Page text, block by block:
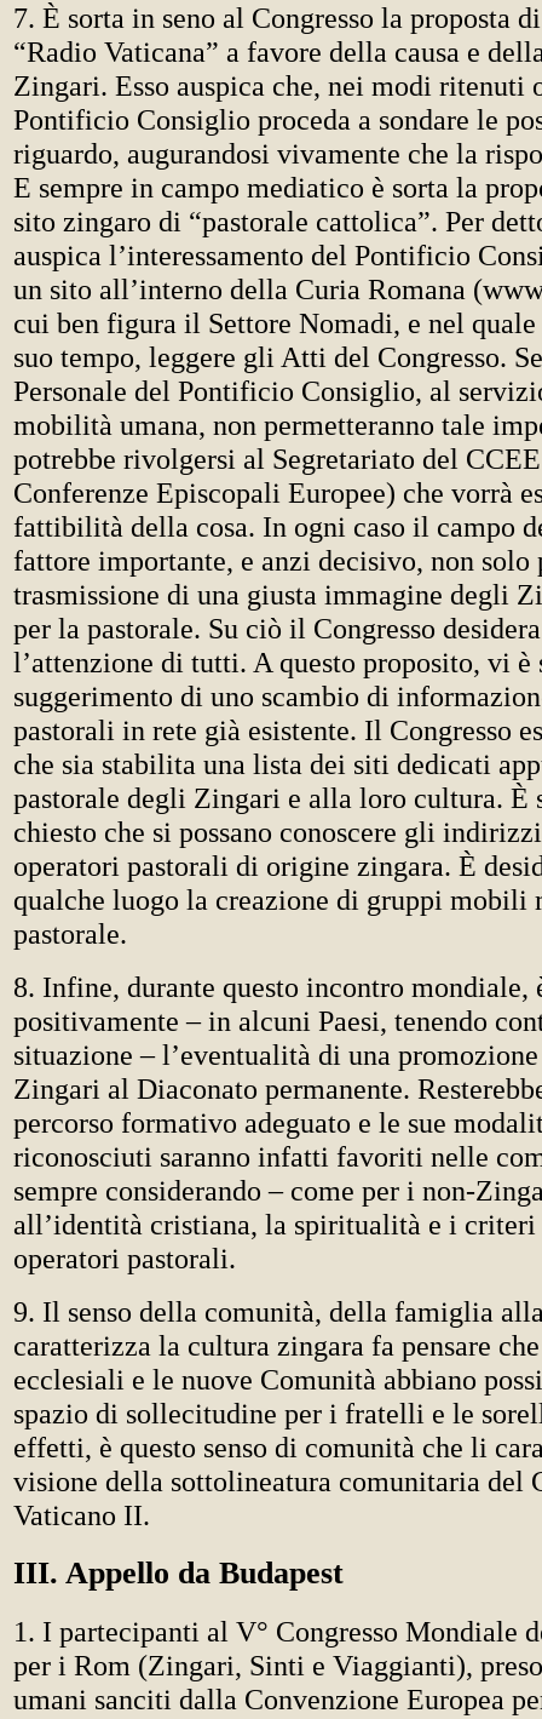
7. È sorta in seno al Congresso la proposta
“Radio Vaticana” a favore della causa e
Zingari. Esso auspica che, nei modi ritenuti
Pontificio Consiglio proceda a sondare le
riguardo, augurandosi vivamente che la
E sempre in campo mediatico è sorta la
sito zingaro di “pastorale cattolica”. Per
auspica l’interessamento del Pontificio
un sito all’interno della Curia Romana
cui ben figura il Settore Nomadi, e nel
suo tempo, leggere gli Atti del Congresso.
Personale del Pontificio Consiglio, al
mobilità umana, non permetteranno tale
potrebbe rivolgersi al Segretariato del
Conferenze Episcopali Europee) che vorrà
fattibilità della cosa. In ogni caso il campo
fattore importante, e anzi decisivo, non solo
trasmissione di una giusta immagine degli
per la pastorale. Su ciò il Congresso
l’attenzione di tutti. A questo proposito, vi è
suggerimento di uno scambio di
pastorali in rete già esistente. Il Congresso
che sia stabilita una lista dei siti dedicati
pastorale degli Zingari e alla loro cultura. È
chiesto che si possano conoscere gli
operatori pastorali di origine zingara. È
qualche luogo la creazione di gruppi mobili
pastorale.
8. Infine, durante questo incontro mondiale,
positivamente – in alcuni Paesi, tenendo
situazione – l’eventualità di una
Zingari al Diaconato permanente.
percorso formativo adeguato e le sue
riconosciuti saranno infatti favoriti nelle
sempre considerando – come per i non-
all’identità cristiana, la spiritualità e i
operatori pastorali.
9. Il senso della comunità, della famiglia
caratterizza la cultura zingara fa pensare
ecclesiali e le nuove Comunità abbiano
spazio di sollecitudine per i fratelli e le
effetti, è questo senso di comunità che li
visione della sottolineatura comunitaria del
Vaticano II.
III. Appello da Budapest
1. I partecipanti al V° Congresso Mondiale
per i Rom (Zingari, Sinti e Viaggianti),
umani sanciti dalla Convenzione Europea